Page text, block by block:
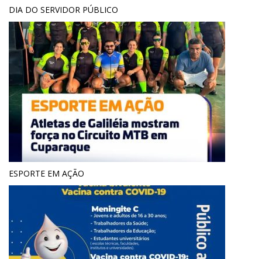
DIA DO SERVIDOR PÚBLICO
ESPORTE EM AÇÃO